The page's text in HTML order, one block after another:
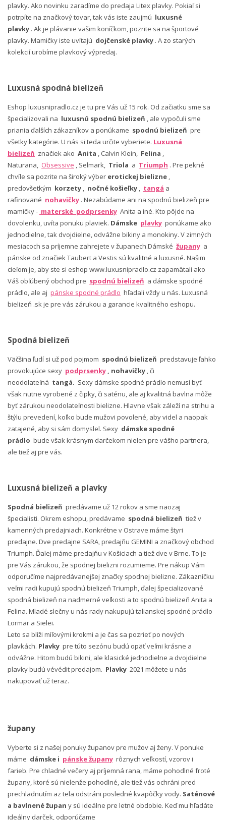
plavky. Ako novinku zaradíme do predaja Litex plavky. Pokiaľ si
potrpíte na značkový tovar, tak vás iste zaujmú luxusné
plavky . Ak je plávanie vašim koníčkom, pozrite sa na športové
plavky. Mamičky iste uvítajú dojčenské plavky . A zo starých
kolekcií urobíme plavkový výpredaj.
Luxusná spodná bielizeň
Eshop luxusnipradlo.cz je tu pre Vás už 15 rok. Od začiatku sme sa
špecializovali na luxusnú spodnú bielizeň , ale vypočuli sme
priania ďalších zákazníkov a ponúkame spodnú bielizeň pre
všetky kategórie. U nás si teda určite vyberiete. Luxusná
bielizeň značiek ako Anita , Calvin Klein, Felina ,
Naturana, Obsessive , Selmark, Triola a Triumph . Pre pekné
chvíle sa pozrite na široký výber erotickej bielizne ,
predovšetkým korzety , nočné košieľky , tangá a
rafinované nohavičky . Nezabúdame ani na spodnú bielizeň pre
mamičky - materské podprsenky Anita a iné. Kto pôjde na
dovolenku, uvíta ponuku plaviek. Dámske plavky ponúkame ako
jednodielne, tak dvojdielne, odvážne bikiny a monokiny. V zimných
mesiacoch sa príjemne zahrejete v županech.Dámské župany a
pánske od značiek Taubert a Vestis sú kvalitné a luxusné. Našim
cieľom je, aby ste si eshop www.luxusnipradlo.cz zapamätali ako
Váš obľúbený obchod pre spodnú bielizeň a dámske spodné
prádlo, ale aj pánske spodné prádlo hľadali vždy u nás. Luxusná
bielizeň .sk je pre vás zárukou a garancie kvalitného eshopu.
Spodná bielizeň
Väčšina ľudí si už pod pojmom spodnú bielizeň predstavuje ľahko
provokujúce sexy podprsenky , nohavičky , či
neodolateľná tangá. Sexy dámske spodné prádlo nemusí byť
však nutne vyrobené z čipky, či saténu, ale aj kvalitná bavlna môže
byť zárukou neodolateľnosti bielizne. Hlavne však záleží na strihu a
štýlu prevedení, koľko bude mužovi povolené, aby videl a naopak
zatajené, aby si sám domyslel. Sexy dámske spodné
prádlo bude však krásnym darčekom nielen pre vášho partnera,
ale tiež aj pre vás.
Luxusná bielizeň a plavky
Spodná bielizeň predávame už 12 rokov a sme naozaj
špecialisti. Okrem eshopu, predávame spodná bielizeň tiež v
kamenných predajniach. Konkrétne v Ostrave máme štyri
predajne. Dve predajne SARA, predajňu GEMINI a značkový obchod
Triumph. Ďalej máme predajňu v Košiciach a tiež dve v Brne. To je
pre Vás zárukou, že spodnej bielizni rozumieme. Pre nákup Vám
odporučíme najpredávanejšej značky spodnej bielizne. Zákazníčku
veľmi radi kupujú spodnú bielizeň Triumph, ďalej špecializované
spodná bielizeň na nadmerné veľkosti a to spodnú bielizeň Anita a
Felina. Mladé slečny u nás rady nakupujú talianskej spodné prádlo
Lormar a Sielei.
Leto sa blíži míľovými krokmi a je čas sa pozrieť po nových
plavkách. Plavky pre túto sezónu budú opäť veľmi krásne a
odvážne. Hitom budú bikini, ale klasické jednodielne a dvojdielne
plavky budú vévédit predajom. Plavky 2021 môžete u nás
nakupovať už teraz.
župany
Vyberte si z našej ponuky županov pre mužov aj ženy. V ponuke
máme dámske i pánske župany rôznych veľkostí, vzorov i
farieb. Pre chladné večery aj príjemná rana, máme pohodlné froté
župany, ktoré sú nielenže pohodlné, ale tiež vás ochráni pred
prechladnutím az tela odstráni posledné kvapôčky vody. Saténové
a bavlnené župan y sú ideálne pre letné obdobie. Keď mu hľadáte
ideálny darček, odporúčame